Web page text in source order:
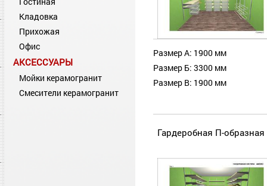
Кладовка
Прихожая
Офис
АКСЕССУАРЫ
Мойки керамогранит
Смесители керамогранит
Размер А: 1900 мм
Размер Б: 3300 мм
Размер В: 1900 мм
Гардеробная П-образная